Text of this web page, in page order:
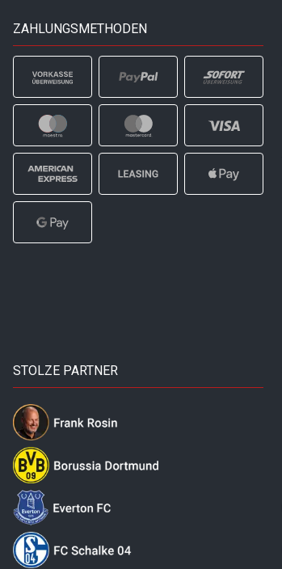
ZAHLUNGSMETHODEN
STOLZE PARTNER